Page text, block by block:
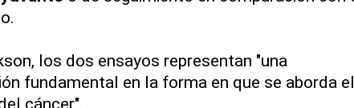
los dos ensayos representan "una
fundamental en la forma en que se aborda el
cáncer".